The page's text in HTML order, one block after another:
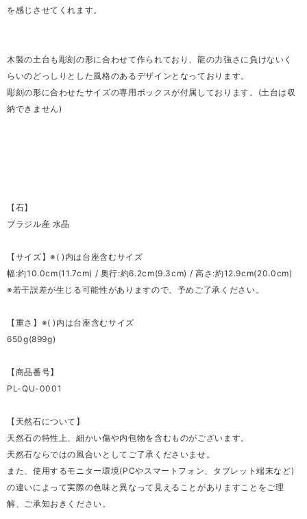
を感じさせてくれます。
木製の土台も彫刻の形に合わせて作られており、龍の力強さに負けないく
らいのどっしりとした風格のあるデザインとなっております。
彫刻の形に合わせたサイズの専用ボックスが付属しております。(土台は収
納できません)
【石】
ブラジル産 水晶
【サイズ】※( )内は台座含むサイズ
幅:約10.0cm(11.7cm) / 奥行:約6.2cm(9.3cm) / 高さ:約12.9cm(20.0cm)
※若干誤差が生じる可能性がありますので、予めご了承ください。
【重さ】※( )内は台座含むサイズ
650g(899g)
【商品番号】
PL-QU-0001
【天然石について】
天然石の特性上、細かい傷や内包物を含むものがございます。
天然石ならではの風合いとしてご了承くださいませ。
また、使用するモニター環境(PCやスマートフォン、タブレット端末など)
の違いによって実際の色味と異なって見えることがありますことをご理
解、ご承知おきください。